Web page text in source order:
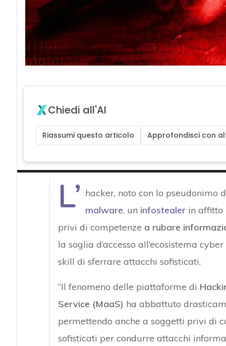
Chiedi all'AI
Riassumi questo articolo Approfondisci con
L’ hacker, noto con lo pseudonimo
malware, un infostealerin affitto
privi di competenze a rubare
la soglia d’accesso all’ecosistema
skill di sferrare attacchi sofisticati.
“Il fenomeno delle piattaforme di
Service (MaaS) ha abbattuto
permettendo anche a soggetti privi di
sofisticati per condurre attacchi
Attacchi